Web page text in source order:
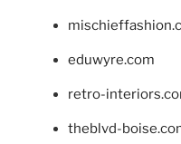
eduwyre.com
retro-
theblvd-